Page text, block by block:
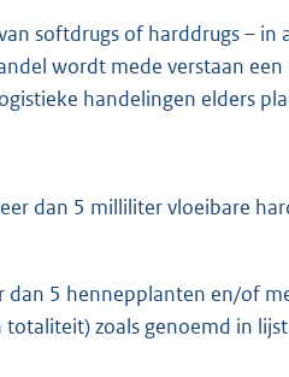
softdrugs of harddrugs – in
wordt mede verstaan
handelingen elders
dan 5 milliliter vloeibare
dan 5 hennepplanten en/of
totaliteit) zoals genoemd in